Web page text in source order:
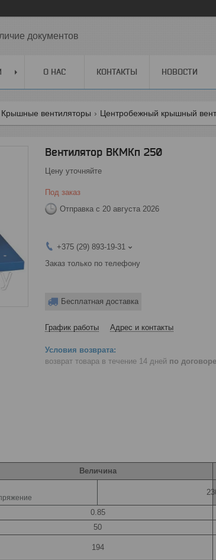
документов
О НАС КОНТАКТЫ НОВОСТИ
Крышные вентиляторы Центробежный крышный
Вентилятор ВКМКп 250
Цену уточняйте
Под заказ
Отправка с 20 августа 2026
+375 (29) 893-19-31
Заказ только по телефону
Бесплатная доставка
График работы Адрес и контакты
возврат товара в течение 14 дней по
Величина
0.85
50
194